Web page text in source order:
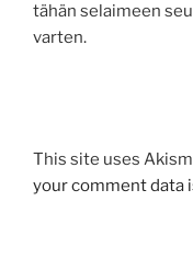
tähän selaimeen
varten.
This site uses
your comment data